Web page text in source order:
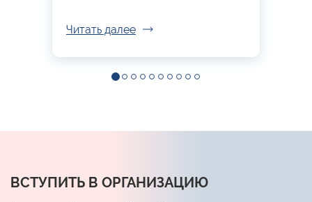
Читать далее
ВСТУПИТЬ В ОРГАНИЗАЦИЮ